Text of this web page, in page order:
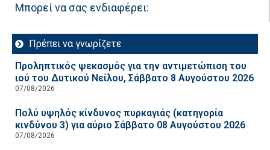
Μπορεί να σας ενδιαφέρει:
Πρέπει να γνωρίζετε
Προληπτικός ψεκασμός για την αντιμετώπιση του
ιού του Δυτικού Νείλου, Σάββατο 8 Αυγούστου 2026
07/08/2026
Πολύ υψηλός κίνδυνος πυρκαγιάς (κατηγορία
κινδύνου 3) για αύριο Σάββατο 08 Αυγούστου 2026
07/08/2026